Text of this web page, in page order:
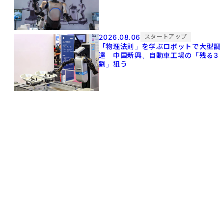
2026.08.06 スタートアップ
「物理法則」を学ぶロボットで大型
達 中国新興、自動車工場の「残る3
割」狙う